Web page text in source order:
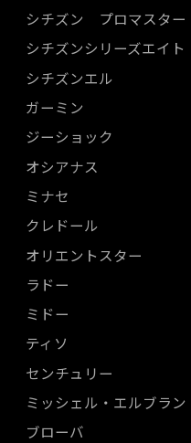
シチズン プロマスター
シチズンシリーズエイト
シチズンエル
ガーミン
ジーショック
オシアナス
ミナセ
クレドール
オリエントスター
ラドー
ミドー
ティソ
センチュリー
ミッシェル・エルブラン
ブローバ